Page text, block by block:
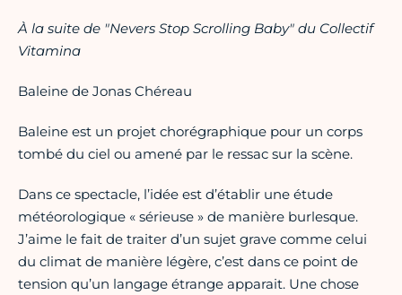
À la suite de "Nevers Stop Scrolling Baby" du Collectif
Vitamina
Baleine de Jonas Chéreau
Baleine est un projet chorégraphique pour un corps
tombé du ciel ou amené par le ressac sur la scène.
Dans ce spectacle, l’idée est d’établir une étude
météorologique « sérieuse » de manière burlesque.
J’aime le fait de traiter d’un sujet grave comme celui
du climat de manière légère, c’est dans ce point de
tension qu’un langage étrange apparait. Une chose